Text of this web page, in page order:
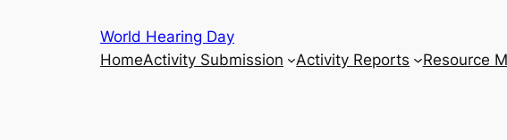
World Hearing Day
HomeActivity Submission Activity Reports Resource